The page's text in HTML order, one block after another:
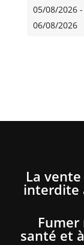
05/08/2026 -
06/08/2026
La
interdite
santé et